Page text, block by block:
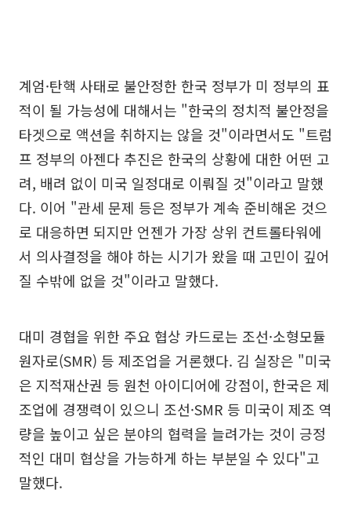
계엄·탄핵 사태로 불안정한 한국 정부가 미 정부의 표
적이 될 가능성에 대해서는 "한국의 정치적 불안정을
타겟으로 액션을 취하지는 않을 것"이라면서도 "트럼
프 정부의 아젠다 추진은 한국의 상황에 대한 어떤 고
려, 배려 없이 미국 일정대로 이뤄질 것"이라고 말했
다. 이어 "관세 문제 등은 정부가 계속 준비해온 것으
로 대응하면 되지만 언젠가 가장 상위 컨트롤타워에
서 의사결정을 해야 하는 시기가 왔을 때 고민이 깊어
질 수밖에 없을 것"이라고 말했다.
대미 경협을 위한 주요 협상 카드로는 조선·소형모듈
원자로(SMR) 등 제조업을 거론했다. 김 실장은 "미국
은 지적재산권 등 원천 아이디어에 강점이, 한국은 제
조업에 경쟁력이 있으니 조선·SMR 등 미국이 제조 역
량을 높이고 싶은 분야의 협력을 늘려가는 것이 긍정
적인 대미 협상을 가능하게 하는 부분일 수 있다"고
말했다.